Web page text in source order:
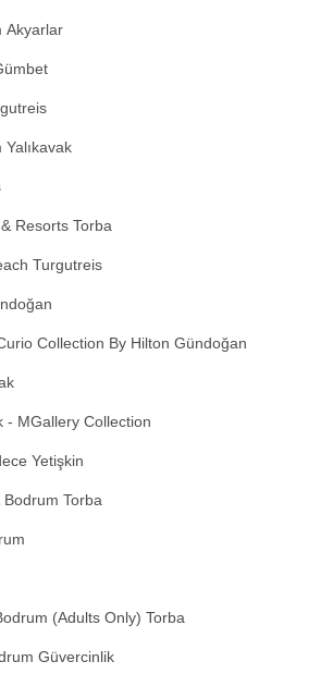
Akyarlar
Resorts Torba
Turgutreis
Collection By Hilton Gündoğan
- MGallery Collection
Yetişkin
Torba
(Adults Only) Torba
Güvercinlik